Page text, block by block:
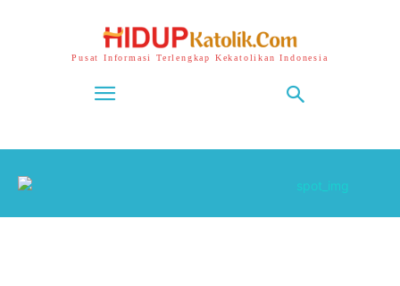
Pusat Informasi Terlengkap Kekatolikan Indonesia